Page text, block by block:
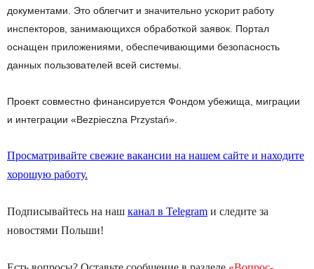
документами. Это облегчит и значительно ускорит работу
инспекторов, занимающихся обработкой заявок. Портал
оснащен приложениями, обеспечивающими безопасность
данных пользователей всей системы.
Проект совместно финансируется Фондом убежища, миграции
и интеграции «Bezpieczna Przystań».
Просматривайте свежие вакансии на нашем сайте и находите
хорошую работу.
Подписывайтесь на наш канал в Telegram и следите за
новостями Польши!